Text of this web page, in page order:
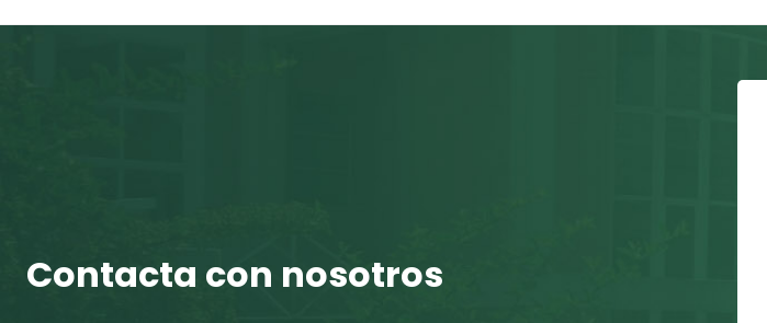
Contacta con nosotros